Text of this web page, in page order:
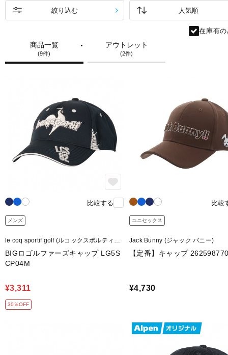
商品一覧
(9件)
アウトレット
(2件)
絞り込む
在庫有
比較する
メンズ
le coq sportif golf (ルコックスポルティフ
BIGロゴルファーズキャップ LG5S
CP04M
¥3,311
30％OFF
比較
ユニセックス
Jack Bunny (ジャック バニー)
【定番】キャップ
¥4,730